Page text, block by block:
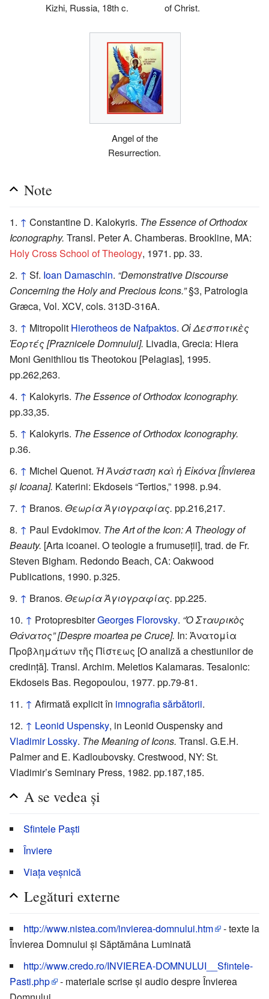
Kizhi, Russia, 18th c.
of Christ.
Angel of the
Resurrection.
Note
↑ Constantine D. Kalokyris. The Essence of Orthodox
Iconography. Transl. Peter A. Chamberas. Brookline, MA:
Holy Cross School of Theology, 1971. pp. 33.
↑ Sf. Ioan Damaschin. “Demonstrative Discourse
Concerning the Holy and Precious Icons.”§3, Patrologia
Græca, Vol. XCV, cols. 313D-316A.
↑ Mitropolit Hierotheos de Nafpaktos. Οἱ Δεσποτικὲς
Ἑορτές [Praznicele Domnului]. Livadia, Grecia: Hiera
Moni Genithliou tis Theotokou [Pelagias], 1995.
pp.262,263.
↑ Kalokyris. The Essence of Orthodox Iconography.
pp.33,35.
↑ Kalokyris. The Essence of Orthodox Iconography.
p.36.
↑ Michel Quenot. Ἡ Ἀνάσταση καὶ ἡ Εἰκόνα [Învierea
și Icoana]. Katerini: Ekdoseis “Tertios,” 1998. p.94.
↑ Branos. Θεωρία Ἁγιογραφίας. pp.216,217.
↑ Paul Evdokimov. The Art of the Icon: A Theology of
Beauty. [Arta icoanei. O teologie a frumuseții], trad. de Fr.
Steven Bigham. Redondo Beach, CA: Oakwood
Publications, 1990. p.325.
↑ Branos. Θεωρία Ἁγιογραφίας. pp.225.
↑ ProtopresbiterGeorges Florovsky. “Ὁ Σταυρικὸς
Θάνατος” [Despre moartea pe Cruce]. In: Ἀνατομία
Προβλημάτων τῆς Πίστεως [O analiză a chestiunilor de
credință]. Transl. Archim. Meletios Kalamaras. Tesalonic:
Ekdoseis Bas. Regopoulou, 1977. pp.79-81.
↑ Afirmată explicit în imnografia sărbătorii.
↑ Leonid Uspensky, in Leonid Ouspensky and
Vladimir Lossky. The Meaning of Icons. Transl. G.E.H.
Palmer and E. Kadloubovsky. Crestwood, NY: St.
Vladimir’s Seminary Press, 1982. pp.187,185.
A se vedea și
Sfintele Paști
Înviere
Viața veșnică
Legături externe
http://www.nistea.com/invierea-domnului.htm
- texte la
Învierea Domnului și Săptămâna Luminată
http://www.credo.ro/INVIEREA-DOMNULUI__Sfintele-
Pasti.php
- materiale scrise și audio despre Învierea